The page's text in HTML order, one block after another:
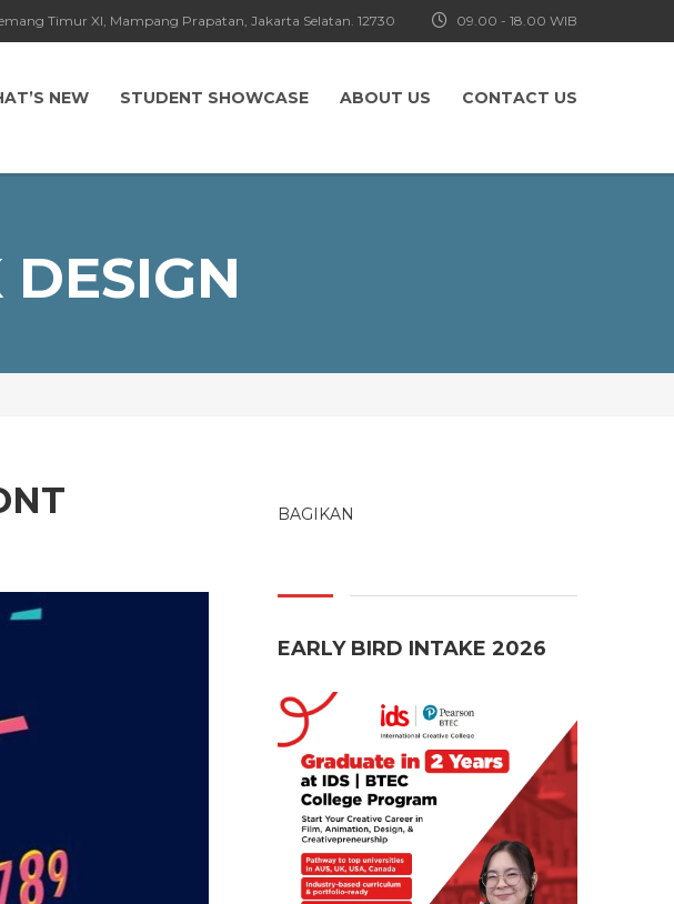
09.00 - 18.00 WIB
Timur XI, Mampang Prapatan, Jakarta Selatan. 12730
NEW STUDENT SHOWCASE ABOUT US CONTACT US
BAGIKAN
EARLY BIRD INTAKE 2026